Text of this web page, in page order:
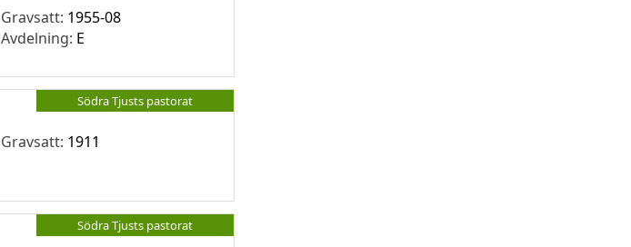
Gravsatt: 1955-08
Avdelning: E
Södra Tjusts pastorat
Gravsatt: 1911
Södra Tjusts pastorat